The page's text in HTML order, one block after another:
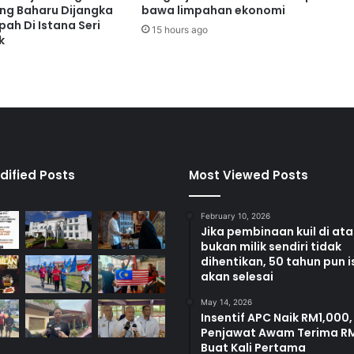
s
a
r
r
t
i
a
n
Baharu Dijangka
Di Istana Seri
bawa limpahan ekonomi
15 hours ago
Posts Most Viewed Posts
February 10, 2026
Jika pembinaan kuil di
bukan milik sendiri tidak
dihentikan, 50 tahun pun
akan selesai
May 14, 2026
Insentif APC Naik
Penjawat Awam Terima
Buat Kali Pertama